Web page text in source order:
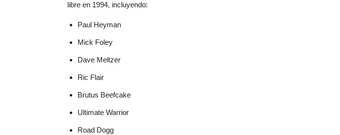
libre en 1994, incluyendo:
Paul Heyman
Mick Foley
Dave Meltzer
Ric Flair
Brutus Beefcake
Ultimate Warrior
Road Dogg